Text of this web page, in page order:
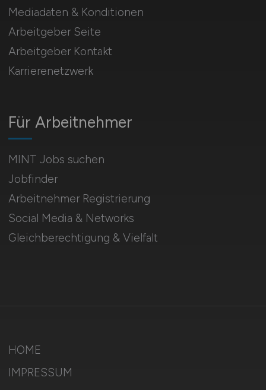
Für Arbeitnehmer
MINT Jobs suchen
Jobfinder
Arbeitnehmer Registrierung
Social Media & Networks
Gleichberechtigung & Vielfalt
Mediadaten & Konditionen
Arbeitgeber Seite
Arbeitgeber Kontakt
Karrierenetzwerk
HOME
IMPRESSUM